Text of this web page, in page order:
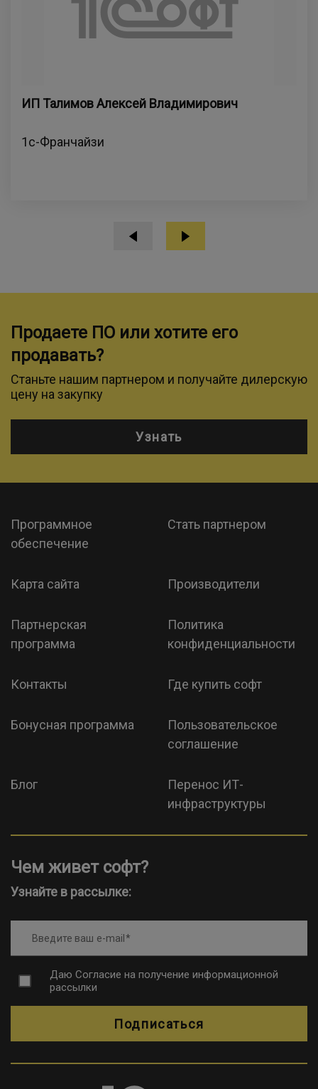
ИП Талимов Алексей Владимирович
1с-Франчайзи
Продаете ПО или хотите его
продавать?
Станьте нашим партнером и получайте дилерскую
цену на закупку
Узнать
Программное
обеспечение
Стать партнером
Карта сайта Производители
Партнерская
программа
Политика
конфиденциальности
Контакты Где купить софт
Бонусная программа
Пользовательское
соглашение
Блог
Перенос ИТ-
инфраструктуры
Чем живет софт?
Узнайте в рассылке:
Введите ваш e-mail
Даю Согласие на получение информационной
рассылки
Подписаться